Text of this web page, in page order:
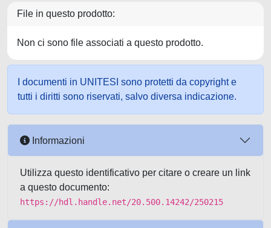
File in questo prodotto:
Non ci sono file associati a questo prodotto.
I documenti in UNITESI sono protetti da copyright e
tutti i diritti sono riservati, salvo diversa indicazione.
Informazioni
Utilizza questo identificativo per citare o creare un link
a questo documento:
https://hdl.handle.net/20.500.14242/250215